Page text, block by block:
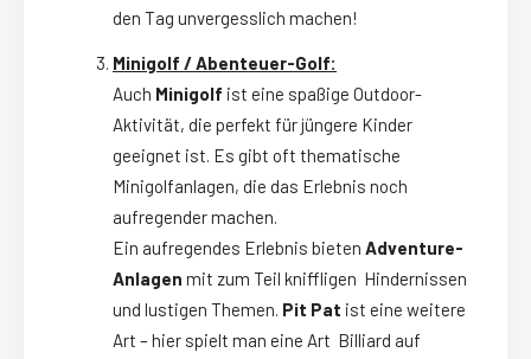
den Tag unvergesslich machen!
Minigolf / Abenteuer-Golf:
Auch Minigolf ist eine spaßige Outdoor-
Aktivität, die perfekt für jüngere Kinder
geeignet ist. Es gibt oft thematische
Minigolfanlagen, die das Erlebnis noch
aufregender machen.
Ein aufregendes Erlebnis bieten Adventure-
Anlagen mit zum Teil kniffligen Hindernissen
und lustigen Themen. Pit Pat ist eine weitere
Art – hier spielt man eine Art Billiard auf